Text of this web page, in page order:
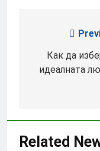
navigation
Как да
идеалната
Related